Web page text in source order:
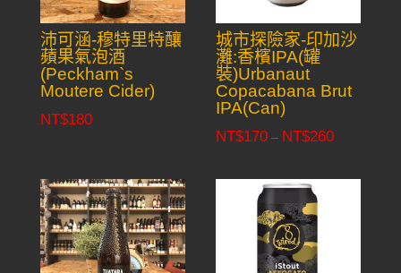
沛可涵-穆特里特釀
蘋果氣泡酒
(Peckham`s
Moutere Cider)
NT$180
城市探險家-印加沙
灘:香檳IPA(罐
裝)Urbanaut
Copacabana Brut
IPA(Can)
NT$170 – NT$260Price
NT$170